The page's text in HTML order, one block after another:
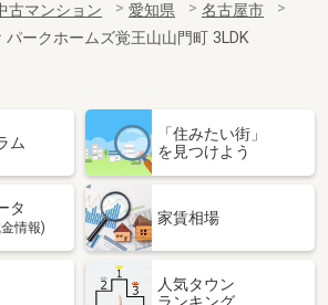
古マンション 愛知県
名古屋市
パークホームズ覚王山山門町 3LDK
ム
「住みたい街」
を見つけよう
タ
情報)
家賃相場
人気タウン